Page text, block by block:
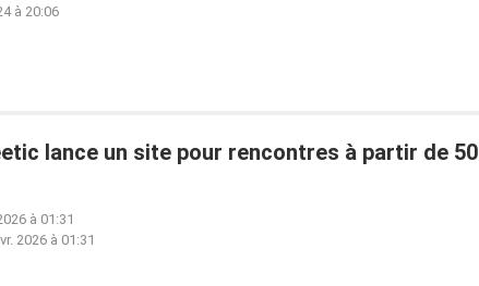
à 20:06
lance un site pour rencontres à partir de 50
à 01:31
2026 à 01:31